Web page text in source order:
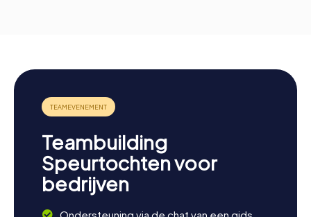
Teambuilding
Speurtochten voor
bedrijven